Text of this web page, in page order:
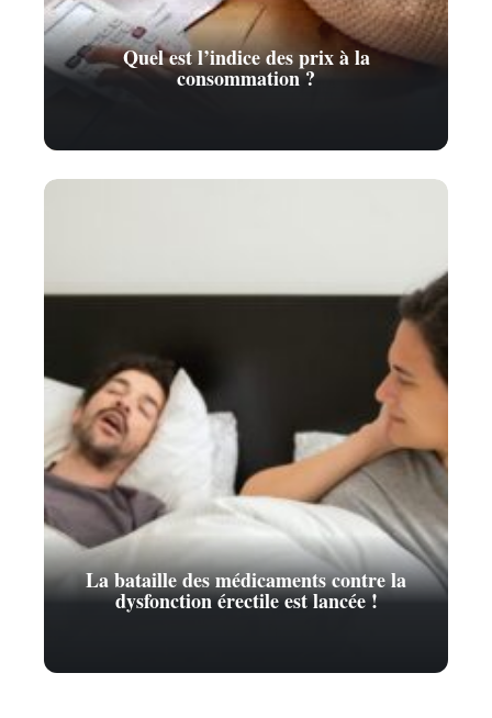
Quel est l’indice des prix à la
consommation ?
La bataille des médicaments contre la
dysfonction érectile est lancée !